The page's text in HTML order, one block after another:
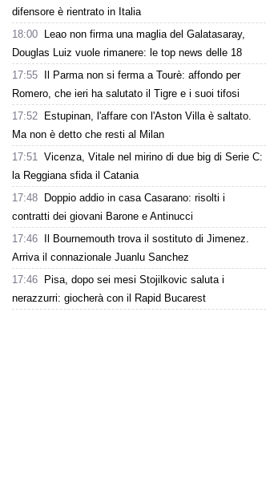
difensore è rientrato in Italia
18:00
Leao non firma una maglia del Galatasaray,
Douglas Luiz vuole rimanere: le top news delle 18
17:55
Il Parma non si ferma a Tourè: affondo per
Romero, che ieri ha salutato il Tigre e i suoi tifosi
17:52
Estupinan, l'affare con l'Aston Villa è saltato.
Ma non è detto che resti al Milan
17:51 Vicenza, Vitale nel mirino di due big di Serie C:
la Reggiana sfida il Catania
17:48
Doppio addio in casa Casarano: risolti i
contratti dei giovani Barone e Antinucci
17:46
Il Bournemouth trova il sostituto di Jimenez.
Arriva il connazionale Juanlu Sanchez
17:46
Pisa, dopo sei mesi Stojilkovic saluta i
nerazzurri: giocherà con il Rapid Bucarest